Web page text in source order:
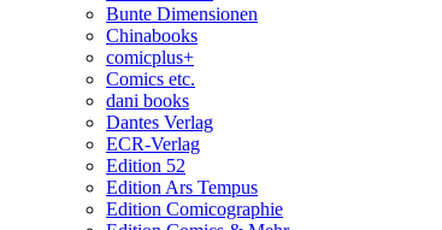
Bunte Dimensionen
Chinabooks
comicplus+
Comics etc.
dani books
Dantes Verlag
ECR-Verlag
Edition 52
Edition Ars Tempus
Edition Comicographie